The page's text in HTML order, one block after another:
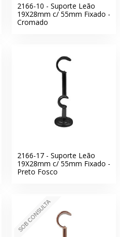
2166-10 - Suporte Leão
19X28mm c/ 55mm Fixado -
Cromado
2166-17 - Suporte Leão
19X28mm c/ 55mm Fixado -
Preto Fosco
SOB CONSULTA